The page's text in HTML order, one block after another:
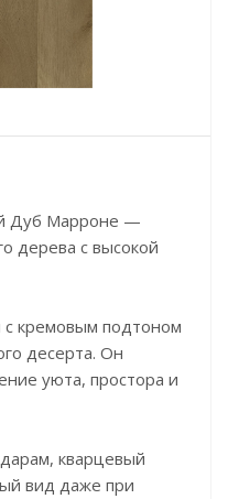
Дуб Марроне —
дерева с высокой
кремовым подтоном
десерта. Он
уюта, простора и
кварцевый
вид даже при